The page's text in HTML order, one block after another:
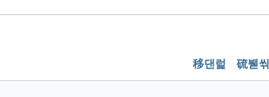
移댄럹 硫붿씪